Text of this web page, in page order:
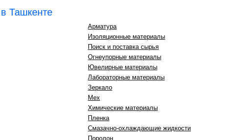
Ташкенте
Арматура
Изоляционные материалы
Поиск и поставка сырья
Огнеупорные материалы
Ювелирные материалы
Лабораторные материалы
Зеркало
Мех
Химические материалы
Пленка
Смазачно-охлаждающие жидкости
Поролон